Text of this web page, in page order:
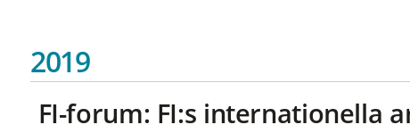
2019
FI-forum: FI:s internationella